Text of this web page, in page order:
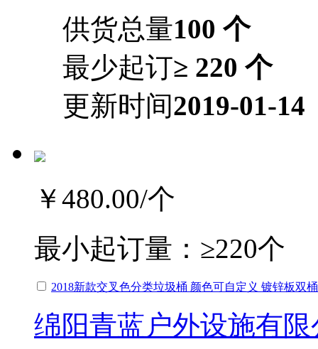
供货总量100 个
最少起订≥ 220 个
更新时间2019-01-14
￥480.00/个
最小起订量： ≥220个
2018新款交叉色分类垃圾桶 颜色可自定义 镀锌板双
绵阳青蓝户外设施有限